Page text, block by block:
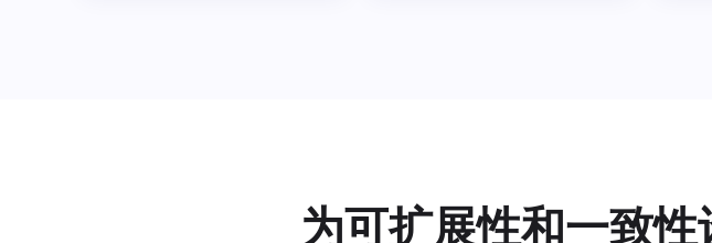
为可扩展性和一致